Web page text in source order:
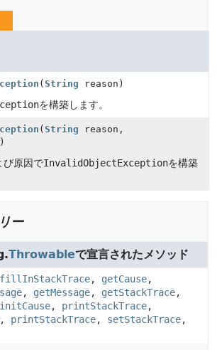
( String reason)
を構築します。
( String reason,
び原因でInvalidObjectExceptionを構築
ー
Throwableで宣言されたメソッド
fillInStackTrace, getCause,
, getMessage, getStackTrace,
initCause, printStackTrace,
, printStackTrace, setStackTrace,